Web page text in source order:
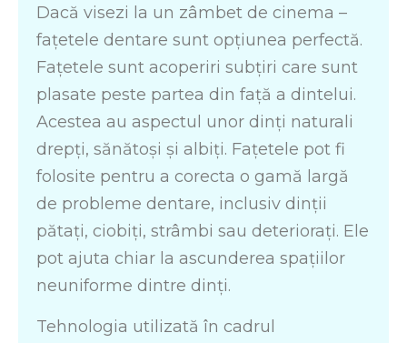
Dacă visezi la un zâmbet de cinema –
fațetele dentare sunt opțiunea perfectă.
Fațetele sunt acoperiri subțiri care sunt
plasate peste partea din față a dintelui.
Acestea au aspectul unor dinți naturali
drepți, sănătoși și albiți. Fațetele pot fi
folosite pentru a corecta o gamă largă
de probleme dentare, inclusiv dinții
pătați, ciobiți, strâmbi sau deteriorați. Ele
pot ajuta chiar la ascunderea spațiilor
neuniforme dintre dinți.
Tehnologia utilizată în cadrul